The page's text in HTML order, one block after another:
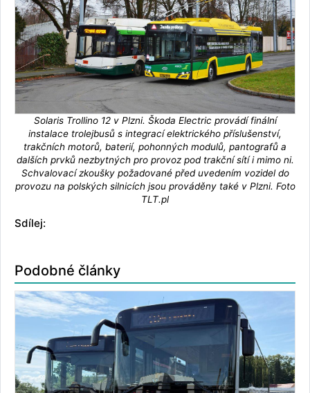
Solaris Trollino 12 v Plzni. Škoda Electric provádí finální
instalace trolejbusů s integrací elektrického příslušenství,
trakčních motorů, baterií, pohonných modulů, pantografů a
dalších prvků nezbytných pro provoz pod trakční sítí i mimo ni.
Schvalovací zkoušky požadované před uvedením vozidel do
provozu na polských silnicích jsou prováděny také v Plzni. Foto
TLT.pl
Sdílej:
Podobné články